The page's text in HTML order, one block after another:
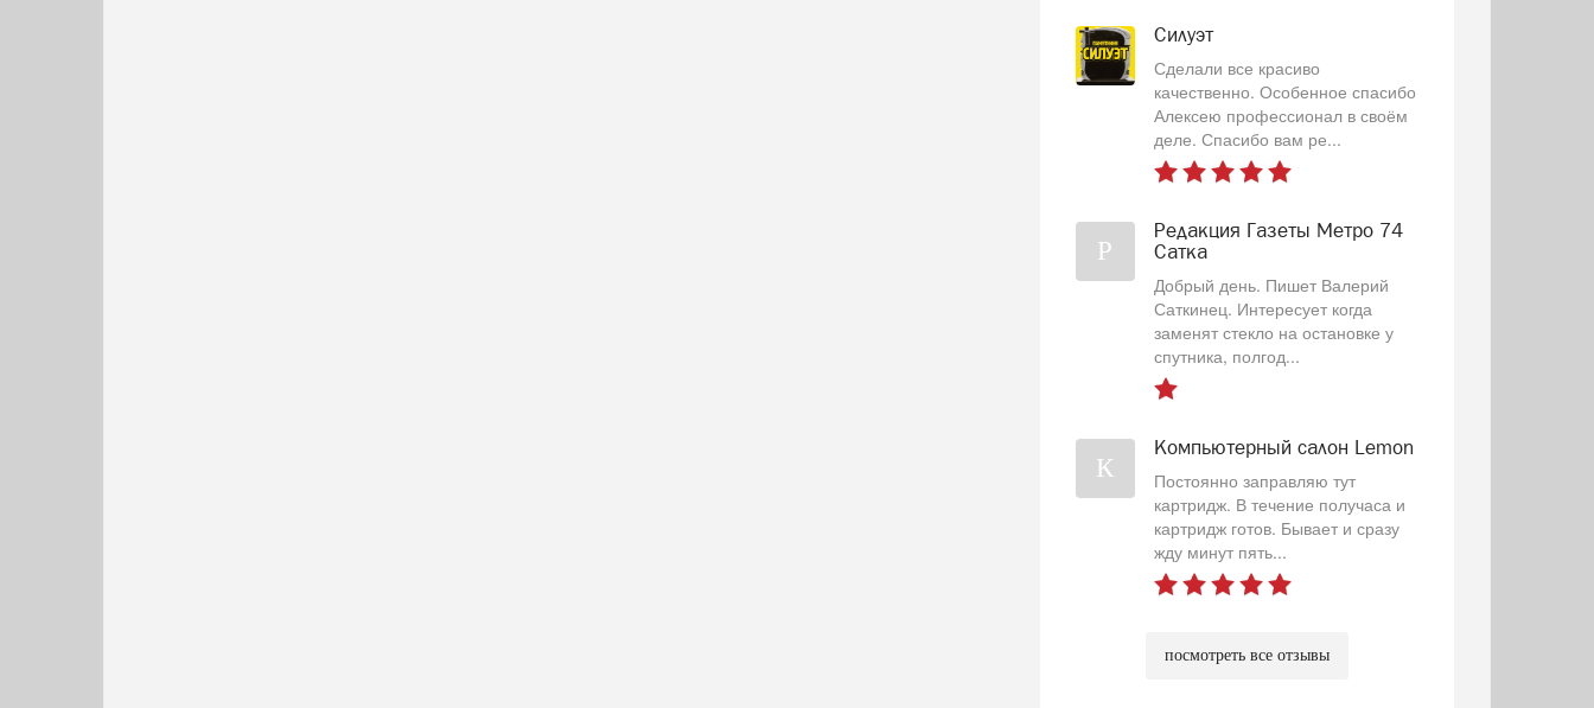
Силуэт
Сделали все красиво
качественно. Особенное спасибо
Алексею профессионал в своём
деле. Спасибо вам ре...
Р
Редакция Газеты Метро 74
Сатка
Добрый день. Пишет Валерий
Саткинец. Интересует когда
заменят стекло на остановке у
спутника, полгод...
К
Компьютерный салон Lemon
Постоянно заправляю тут
картридж. В течение получаса и
картридж готов. Бывает и сразу
жду минут пять...
посмотреть все отзывы